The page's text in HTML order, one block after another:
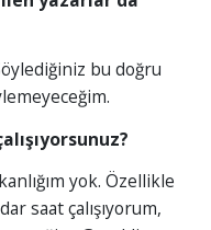
bu doğru
yok. Özellikle
saat çalışıyorum,